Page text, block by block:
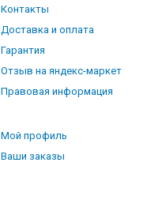
Контакты
Доставка и оплата
Гарантия
Отзыв на яндекс-маркет
Правовая информация
Мой профиль
Ваши заказы